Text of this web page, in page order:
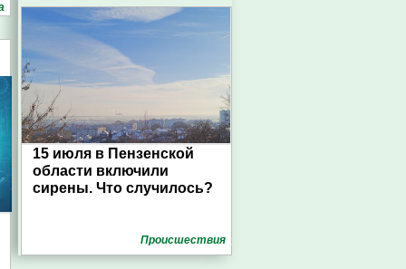
15 июля в Пензенской
области включили
сирены. Что случилось?
Проиcшествия